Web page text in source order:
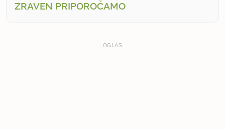
ZRAVEN PRIPOROČAMO
OGLAS